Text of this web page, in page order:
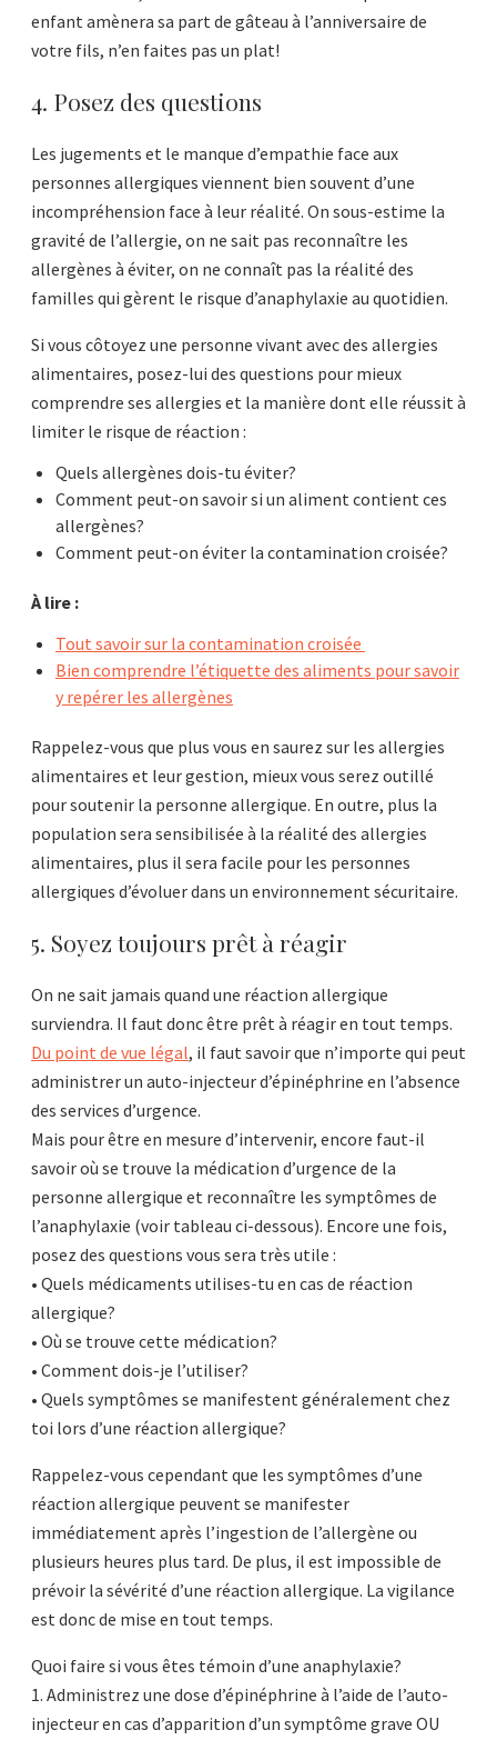
enfant amènera sa part de gâteau à l’anniversaire de
votre fils, n’en faites pas un plat!
4. Posez des questions
Les jugements et le manque d’empathie face aux
personnes allergiques viennent bien souvent d’une
incompréhension face à leur réalité. On sous-estime la
gravité de l’allergie, on ne sait pas reconnaître les
allergènes à éviter, on ne connaît pas la réalité des
familles qui gèrent le risque d’anaphylaxie au quotidien.
Si vous côtoyez une personne vivant avec des allergies
alimentaires, posez-lui des questions pour mieux
comprendre ses allergies et la manière dont elle réussit à
limiter le risque de réaction :
Quels allergènes dois-tu éviter?
Comment peut-on savoir si un aliment contient ces
allergènes?
Comment peut-on éviter la contamination croisée?
À lire :
Tout savoir sur la contamination croisée
Bien comprendre l’étiquette des aliments pour savoir
y repérer les allergènes
Rappelez-vous que plus vous en saurez sur les allergies
alimentaires et leur gestion, mieux vous serez outillé
pour soutenir la personne allergique. En outre, plus la
population sera sensibilisée à la réalité des allergies
alimentaires, plus il sera facile pour les personnes
allergiques d’évoluer dans un environnement sécuritaire.
5. Soyez toujours prêt à réagir
On ne sait jamais quand une réaction allergique
surviendra. Il faut donc être prêt à réagir en tout temps.
Du point de vue légal, il faut savoir que n’importe qui peut
administrer un auto-injecteur d’épinéphrine en l’absence
des services d’urgence.
Mais pour être en mesure d’intervenir, encore faut-il
savoir où se trouve la médication d’urgence de la
personne allergique et reconnaître les symptômes de
l’anaphylaxie (voir tableau ci-dessous). Encore une fois,
posez des questions vous sera très utile :
• Quels médicaments utilises-tu en cas de réaction
allergique?
• Où se trouve cette médication?
• Comment dois-je l’utiliser?
• Quels symptômes se manifestent généralement chez
toi lors d’une réaction allergique?
Rappelez-vous cependant que les symptômes d’une
réaction allergique peuvent se manifester
immédiatement après l’ingestion de l’allergène ou
plusieurs heures plus tard. De plus, il est impossible de
prévoir la sévérité d’une réaction allergique. La vigilance
est donc de mise en tout temps.
Quoi faire si vous êtes témoin d’une anaphylaxie?
1. Administrez une dose d’épinéphrine à l’aide de l’auto-
injecteur en cas d’apparition d’un symptôme grave OU